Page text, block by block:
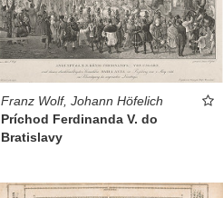
Franz Wolf, Johann Höfelich
Príchod Ferdinanda V. do
Bratislavy